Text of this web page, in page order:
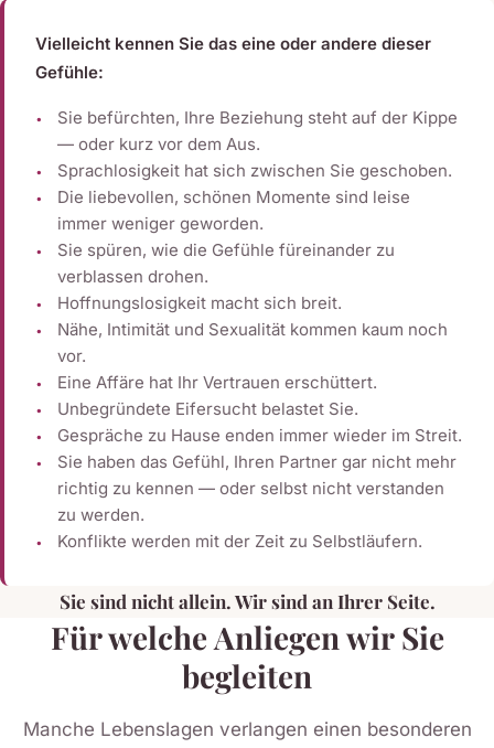
Vielleicht kennen Sie das eine oder andere dieser
Gefühle:
Sie befürchten, Ihre Beziehung steht auf der Kippe
— oder kurz vor dem Aus.
Sprachlosigkeit hat sich zwischen Sie geschoben.
Die liebevollen, schönen Momente sind leise
immer weniger geworden.
Sie spüren, wie die Gefühle füreinander zu
verblassen drohen.
Hoffnungslosigkeit macht sich breit.
Nähe, Intimität und Sexualität kommen kaum noch
vor.
Eine Affäre hat Ihr Vertrauen erschüttert.
Unbegründete Eifersucht belastet Sie.
Gespräche zu Hause enden immer wieder im Streit.
Sie haben das Gefühl, Ihren Partner gar nicht mehr
richtig zu kennen — oder selbst nicht verstanden
zu werden.
Konflikte werden mit der Zeit zu Selbstläufern.
Sie sind nicht allein. Wir sind an Ihrer Seite.
Für welche Anliegen wir Sie
begleiten
Manche Lebenslagen verlangen einen besonderen